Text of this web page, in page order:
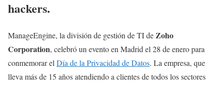
hackers.
ManageEngine, la división de gestión de TI de Zoho
Corporation, celebró un evento en Madrid el 28 de enero para
conmemorar el Día de la Privacidad de Datos. La empresa, que
lleva más de 15 años atendiendo a clientes de todos los sectores